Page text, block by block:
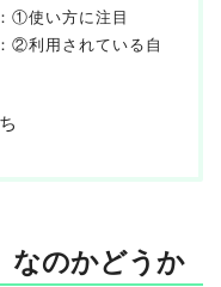
①使い方に注目
②利用されている自
なのかどうか